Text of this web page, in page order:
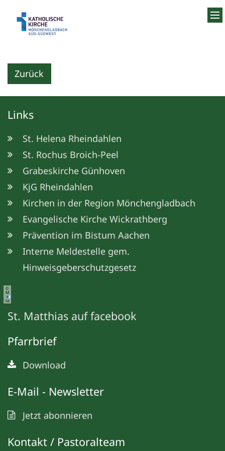
Zurück
Links
St. Helena Rheindahlen
St. Rochus Broich-Peel
Grabeskirche Günhoven
KjG Rheindahlen
Kirchen in der Region Mönchengladbach
Evangelische Kirche Wickrathberg
Prävention im Bistum Aachen
Interne Meldestelle gem.
Hinweisgeberschutzgesetz
©
M
e
ta
St. Matthias auf facebook
Pfarrbrief
Download
E-Mail - Newsletter
Jetzt abonnieren
Kontakt / Pastoralteam